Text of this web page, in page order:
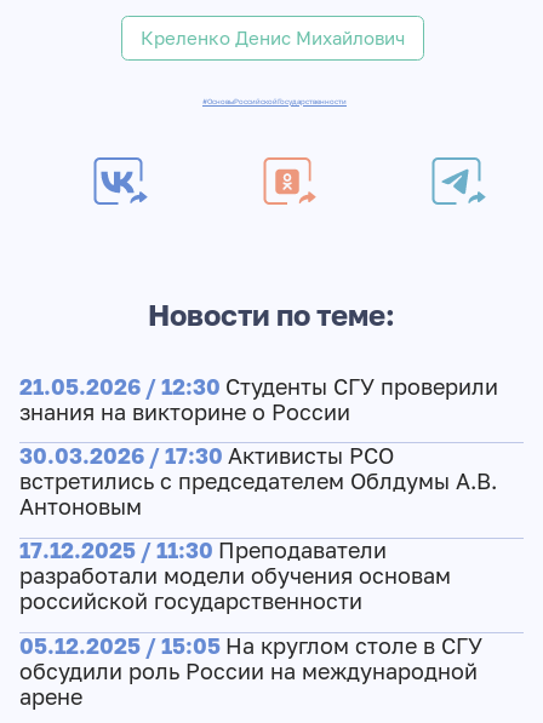
Креленко Денис Михайлович
#ОсновыРоссийскойГосударственности
Новости по теме:
21.05.2026 / 12:30 Студенты СГУ проверили
знания на викторине о России
30.03.2026 / 17:30 Активисты РСО
встретились с председателем Облдумы А.В.
Антоновым
17.12.2025 / 11:30 Преподаватели
разработали модели обучения основам
российской государственности
05.12.2025 / 15:05 На круглом столе в СГУ
обсудили роль России на международной
арене